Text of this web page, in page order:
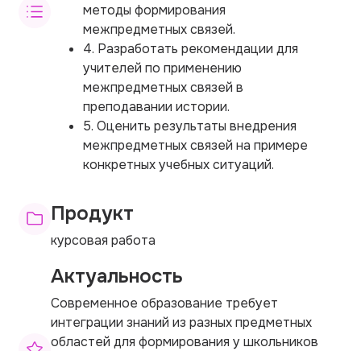
методы формирования
межпредметных связей.
4. Разработать рекомендации для
учителей по применению
межпредметных связей в
преподавании истории.
5. Оценить результаты внедрения
межпредметных связей на примере
конкретных учебных ситуаций.
Продукт
курсовая работа
Актуальность
Современное образование требует
интеграции знаний из разных предметных
областей для формирования у школьников